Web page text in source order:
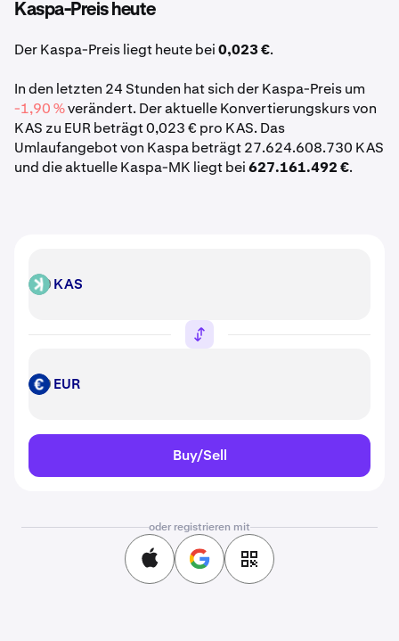
Kaspa-Preis heute
Der Kaspa-Preis liegt heute bei0,023 €.
In den letzten 24 Stunden hat sich der Kaspa-Preis um
-1,90 %verändert. Der aktuelle Konvertierungskurs von
KAS zu EUR beträgt 0,023 € pro KAS. Das
Umlaufangebot von Kaspa beträgt 27.624.608.730 KAS
und die aktuelle Kaspa-MK liegt bei627.161.492 €.
KAS KAS
EUR EUR
Buy/Sell
oder registrieren mit